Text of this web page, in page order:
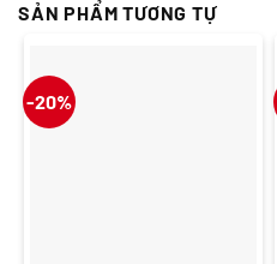
SẢN PHẨM TƯƠNG TỰ
-20%